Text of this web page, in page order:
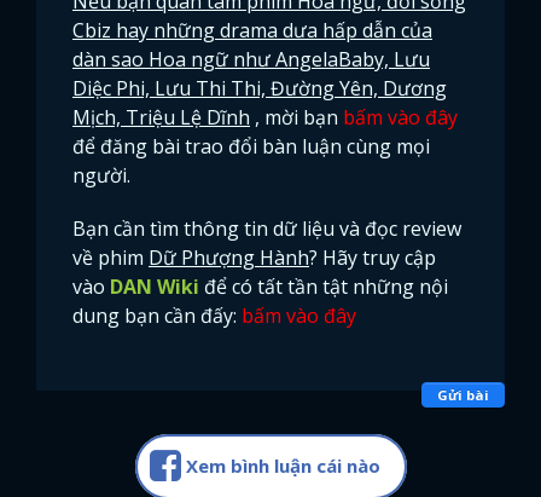
x
ĐĂNG NHẬP
Cbiz hay những drama dưa hấp dẫn của
dàn sao Hoa ngữ như AngelaBaby, Lưu
Diệc Phi, Lưu Thi Thi, Đường Yên, Dương
Mịch, Triệu Lệ Dĩnh , mời bạn bấm vào đây
để đăng bài trao đổi bàn luận cùng mọi
người.
Bạn cần tìm thông tin dữ liệu và đọc review
về phim Dữ Phượng Hành? Hãy truy cập
vào DAN Wiki để có tất tần tật những nội
dung bạn cần đấy: bấm vào đây
Gửi bài
Xem bình luận cái nào